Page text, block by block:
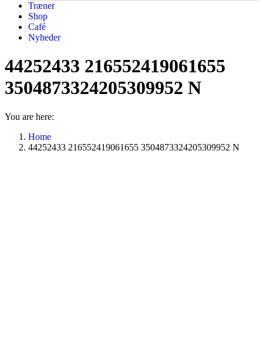
Træner
Shop
Café
Nyheder
44252433 216552419061655
3504873324205309952 N
You are here:
Home
44252433 216552419061655 3504873324205309952 N